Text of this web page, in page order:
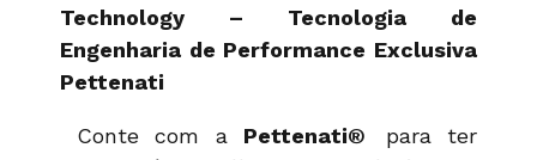
Technology – Tecnologia de
Engenharia de Performance Exclusiva
Pettenati
Conte com a Pettenati®
para ter